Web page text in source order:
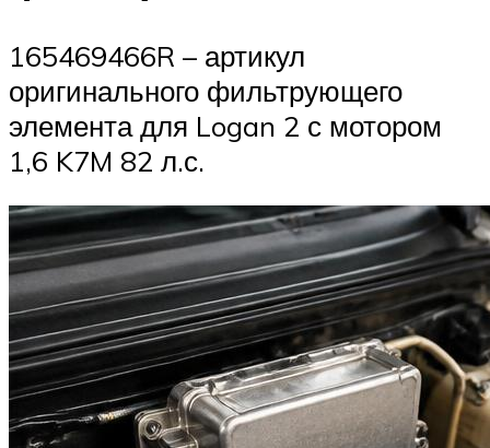
165469466R – артикул
оригинального фильтрующего
элемента для Logan 2 с мотором
1,6 K7M 82 л.с.